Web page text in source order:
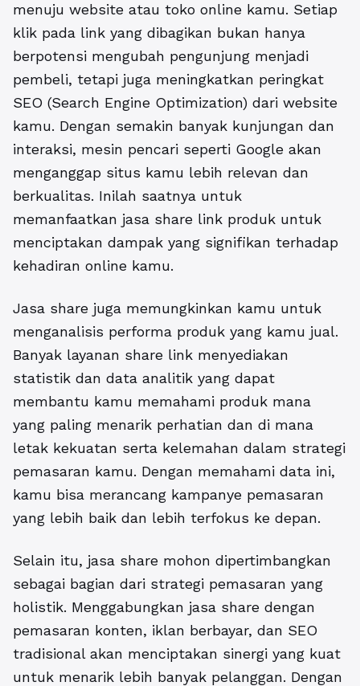
menuju website atau toko online kamu. Setiap
klik pada link yang dibagikan bukan hanya
berpotensi mengubah pengunjung menjadi
pembeli, tetapi juga meningkatkan peringkat
SEO (Search Engine Optimization) dari website
kamu. Dengan semakin banyak kunjungan dan
interaksi, mesin pencari seperti Google akan
menganggap situs kamu lebih relevan dan
berkualitas. Inilah saatnya untuk
memanfaatkan jasa share link produk untuk
menciptakan dampak yang signifikan terhadap
kehadiran online kamu.
Jasa share juga memungkinkan kamu untuk
menganalisis performa produk yang kamu jual.
Banyak layanan share link menyediakan
statistik dan data analitik yang dapat
membantu kamu memahami produk mana
yang paling menarik perhatian dan di mana
letak kekuatan serta kelemahan dalam strategi
pemasaran kamu. Dengan memahami data ini,
kamu bisa merancang kampanye pemasaran
yang lebih baik dan lebih terfokus ke depan.
Selain itu, jasa share mohon dipertimbangkan
sebagai bagian dari strategi pemasaran yang
holistik. Menggabungkan jasa share dengan
pemasaran konten, iklan berbayar, dan SEO
tradisional akan menciptakan sinergi yang kuat
untuk menarik lebih banyak pelanggan. Dengan